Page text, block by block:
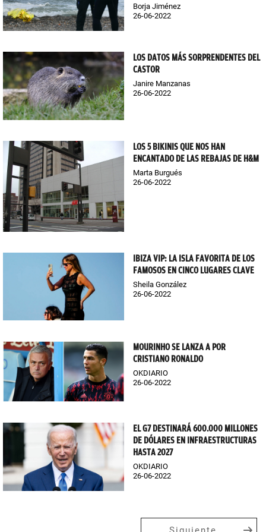
Borja Jiménez
26-06-2022
LOS DATOS MÁS SORPRENDENTES DEL
CASTOR
Janire Manzanas
26-06-2022
LOS 5 BIKINIS QUE NOS HAN
ENCANTADO DE LAS REBAJAS DE H&M
Marta Burgués
26-06-2022
IBIZA VIP: LA ISLA FAVORITA DE LOS
FAMOSOS EN CINCO LUGARES CLAVE
Sheila González
26-06-2022
MOURINHO SE LANZA A POR
CRISTIANO RONALDO
OKDIARIO
26-06-2022
EL G7 DESTINARÁ 600.000 MILLONES
DE DÓLARES EN INFRAESTRUCTURAS
HASTA 2027
OKDIARIO
26-06-2022